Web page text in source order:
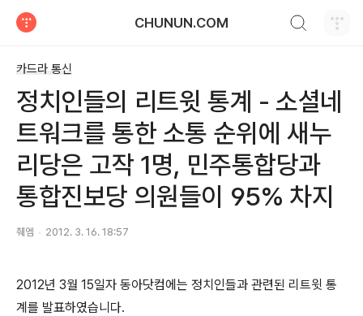
CHUNUN.COM
카드라 통신
정치인들의 리트윗 통계 - 소셜네
트워크를 통한 소통 순위에 새누
리당은 고작 1명, 민주통합당과
통합진보당 의원들이 95% 차지
췌엠 2012. 3. 16. 18:57
2012년 3월 15일자 동아닷컴에는 정치인들과 관련된 리트윗 통
계를 발표하였습니다.